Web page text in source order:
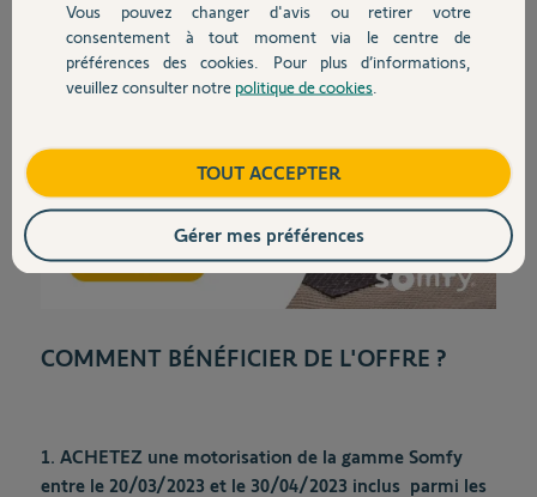
COMMENT BÉNÉFICIER DE L'OFFRE ?
1. ACHETEZ une motorisation de la gamme Somfy
entre le 20/03/2023 et le 30/04/2023 inclus parmi les
Vous pouvez changer d'avis ou retirer votre
consentement à tout moment via le centre de
préférences des cookies. Pour plus d’informations,
veuillez consulter notre politique de cookies
TOUT ACCEPTER
Gérer mes préférences